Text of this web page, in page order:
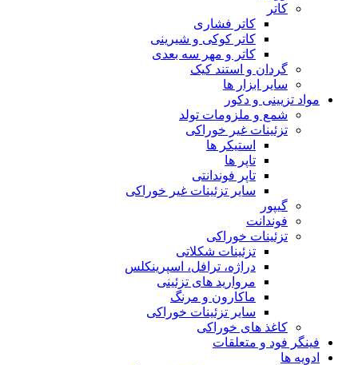
کاتر
کاتر فشاری
کاتر کوکی و شیرینی
کاتر و مهر سه بعدی
گردان و استند کیک
سایر ابزار ها
مواد تزیینی و دکور
شمع و ملزومات تولد
تزئینات غیر خوراکی
استیکر ها
تاپر ها
تاپر فوندانتی
سایر تزئینات غیر خوراکی
گیپور
فوندانت
تزئینات خوراکی
تزئینات شکلاتی
دراژه، ترافل، اسپرینکلس
مروارید های تزئینی
ماکارون و مرنگ
سایر تزئینات خوراکی
کاغذ های خوراکی
فینگر فود و متعلقات
ادویه ها